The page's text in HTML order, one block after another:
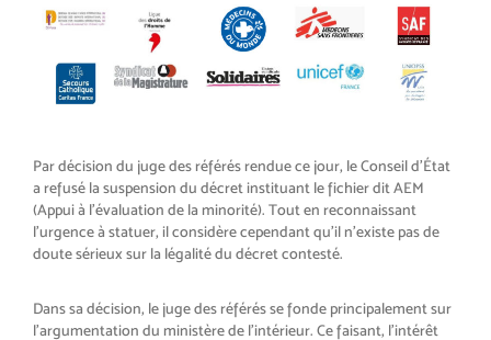
Par décision du juge des référés rendue ce jour, le Conseil d’État
a refusé la suspension du décret instituant le fichier dit AEM
(Appui à l’évaluation de la minorité). Tout en reconnaissant
l’urgence à statuer, il considère cependant qu’il n’existe pas de
doute sérieux sur la légalité du décret contesté.
Dans sa décision, le juge des référés se fonde principalement sur
l’argumentation du ministère de l’intérieur. Ce faisant, l’intérêt